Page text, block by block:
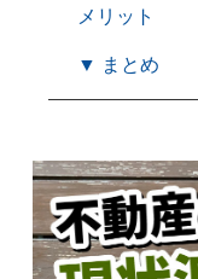
メリット
▼ まとめ